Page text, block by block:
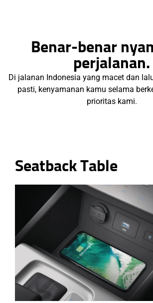
Benar-benar
perjalanan.
Di jalanan Indonesia yang macet dan
pasti, kenyamanan kamu selama
prioritas kami.
Seatback Table